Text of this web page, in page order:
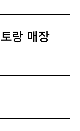
랑 매장